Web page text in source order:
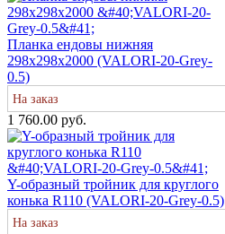
Планка ендовы нижняя
298х298х2000 (VALORI-20-Grey-
0.5)
На заказ
1 760.00 руб.
Y-образный тройник для круглого
конька R110 (VALORI-20-Grey-0.5)
На заказ